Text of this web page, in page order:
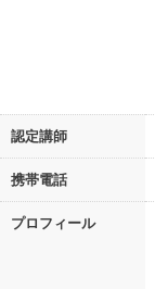
認定講師
携帯電話
プロフィール